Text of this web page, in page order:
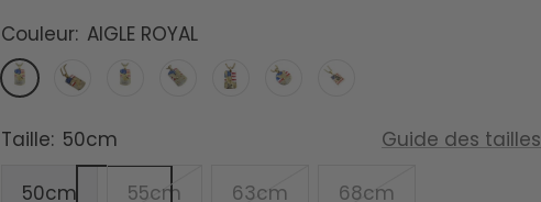
Couleur: AIGLE ROYAL
AIGLE
CONDORAIGLE
COMPLOTLIBERTÉAIGLE
RICHESSE
Taille: 50cm Guide des tailles
50cm 55cm 63cm 68cm